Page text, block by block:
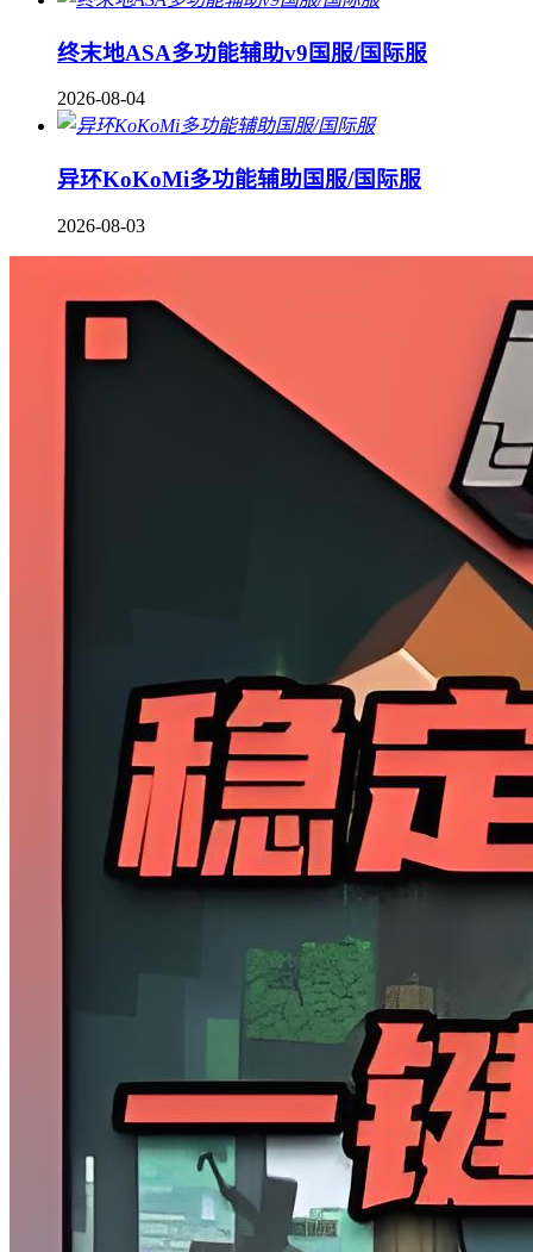
终末地ASA多功能辅助v9国服/国际服
2026-08-04
异环KoKoMi多功能辅助国服/国际服
2026-08-03